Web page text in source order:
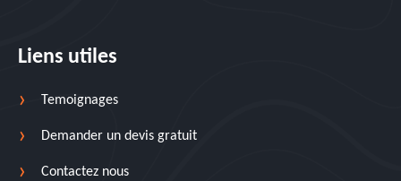
Liens utiles
Temoignages
Demander un devis gratuit
Contactez nous